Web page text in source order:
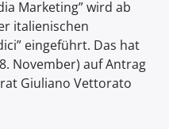
Marketing” wird ab
italienischen
eingeführt. Das hat
November) auf Antrag
Giuliano Vettorato